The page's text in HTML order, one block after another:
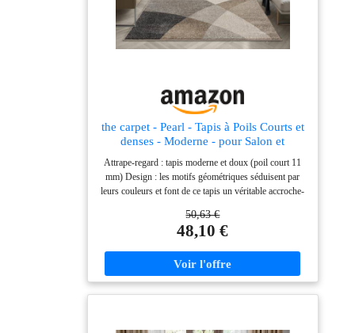
the carpet - Pearl - Tapis à Poils Courts et
denses - Moderne - pour Salon et
Chambre à Coucher - Découpe des
Contours - Motif géométrique - Motif
ondulé - Beige - 160 x 220 cm
Attrape-regard : tapis moderne et doux (poil court 11
mm) Design : les motifs géométriques séduisent par
leurs couleurs et font de ce tapis un véritable accroche-
dimensions courantes : 80x140, 120x160, 140x200,
160x220, 200x280 et 240x330 cm Entretien facile :
nettoyer (convient pour les robots aspirateurs) Haute
qualité : les fibres synthétiques utilisées conviennent
50,63 €
48,10 €